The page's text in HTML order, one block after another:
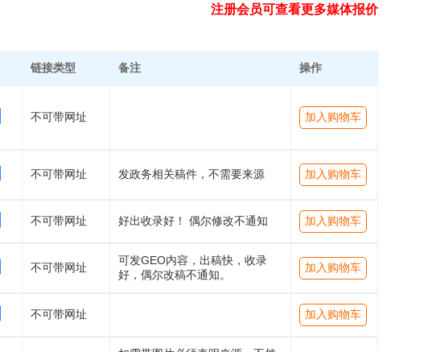
注册会员可查看更多媒体报价
链接类型 备注 操作
不可带网址 加入购物车
不可带网址 发政务相关稿件，不需要来源 加入购物车
不可带网址 好出收录好！ 偶尔修改不通知 加入购物车
不可带网址
可发GEO内容，出稿快，收录
好，偶尔改稿不通知。
加入购物车
不可带网址 加入购物车